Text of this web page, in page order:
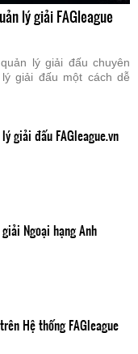
lý giải FAGleague
lý giải đấu chuyên
giải đấu một cách dễ
giải đấu FAGleague.vn
Ngoại hạng Anh
Hệ thống FAGleague